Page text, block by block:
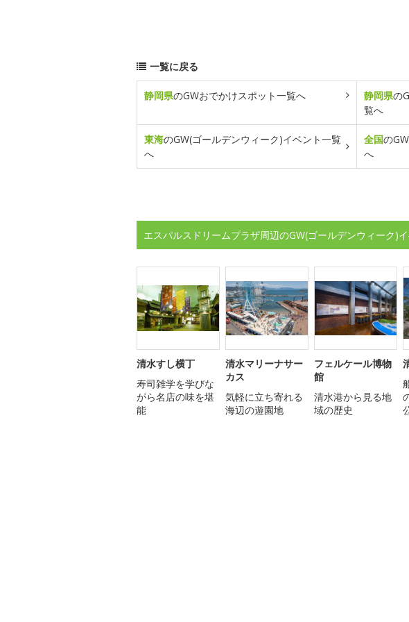
一覧に戻る
静岡県のGWおでかけスポット一覧へ 静岡県の
覧へ
東海のGW(ゴールデンウィーク)イベント一覧
へ
全国の
へ
エスパルスドリームプラザ周辺のGW(ゴールデンウィーク)
清水すし横丁
寿司雑学を学びな
がら名店の味を堪
能
清水マリーナサー
カス
気軽に立ち寄れる
海辺の遊園地
フェルケール博物
館
清水港から見る地
域の歴史